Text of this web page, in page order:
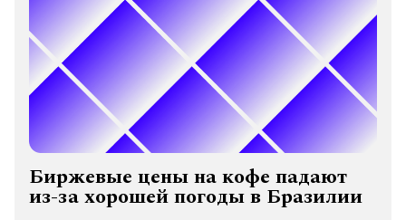
Все о работе бизнеса с
персональными данными: правила,